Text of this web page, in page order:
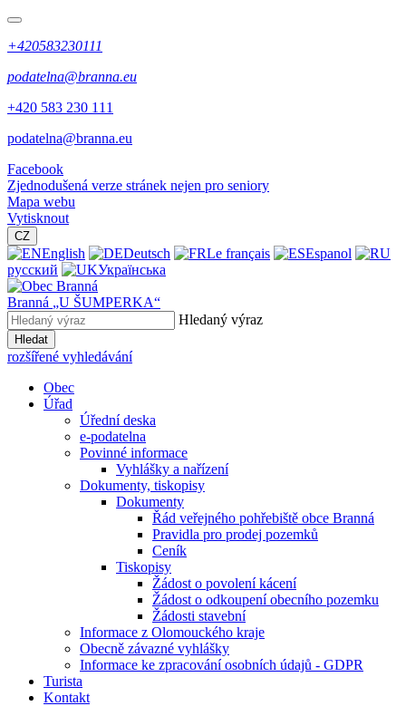
+420583230111
podatelna@branna.eu
+420 583 230 111
podatelna@branna.eu
Facebook
Zjednodušená verze stránek nejen pro seniory
Mapa webu
Vytisknout
CZ
English Deutsch Le français
Espanol
русский
Українська
Branná „U ŠUMPERKA“
Hledaný výraz
Hledat
rozšířené vyhledávání
Obec
Úřad
Úřední deska
e-podatelna
Povinné informace
Vyhlášky a nařízení
Dokumenty, tiskopisy
Dokumenty
Řád veřejného pohřebiště obce Branná
Pravidla pro prodej pozemků
Ceník
Tiskopisy
Žádost o povolení kácení
Žádost o odkoupení obecního pozemku
Žádosti stavební
Informace z Olomouckého kraje
Obecně závazné vyhlášky
Informace ke zpracování osobních údajů - GDPR
Turista
Kontakt